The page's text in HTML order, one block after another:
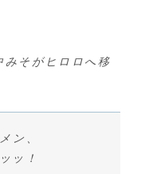
みそがヒロロへ移
ン、
ッ！